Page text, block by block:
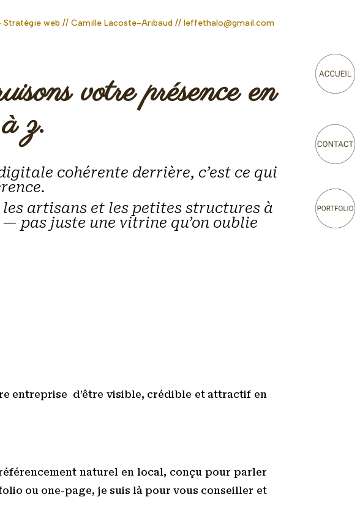
web // Camille Lacoste-Aribaud // leffethalo@gmail.com
votre présence en
z.
cohérente derrière, c’est ce qui
artisans et les petites structures à
pas juste une vitrine qu’on oublie
entreprise d’être visible, crédible et attractif en
naturel en local, conçu pour parler
ou one-page, je suis là pour vous conseiller et